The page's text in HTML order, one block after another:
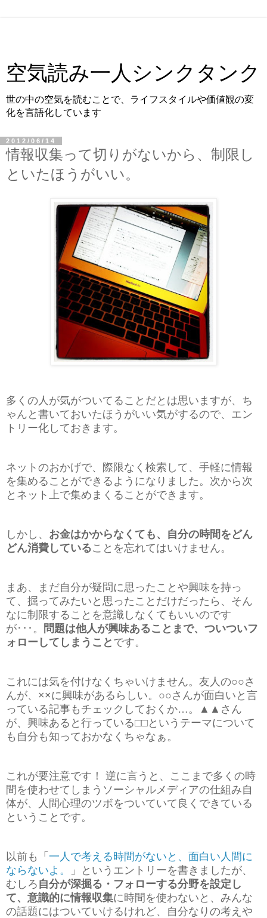
空気読み一人シンクタンク
世の中の空気を読むことで、ライフスタイルや価値観の変
化を言語化しています
2012/06/14
情報収集って切りがないから、制限し
といたほうがいい。
多くの人が気がついてることだとは思いますが、ち
ゃんと書いておいたほうがいい気がするので、エン
トリー化しておきます。
ネットのおかげで、際限なく検索して、手軽に情報
を集めることができるようになりました。次から次
とネット上で集めまくることができます。
しかし、 お金はかからなくても、自分の時間をどん
どん消費していることを忘れてはいけません。
まあ、まだ自分が疑問に思ったことや興味を持っ
て、掘ってみたいと思ったことだけだったら、そん
なに制限することを意識しなくてもいいのです
が･･･。
問題は他人が興味あることまで、ついついフ
ォローしてしまうこと です。
これには気を付けなくちゃいけません。友人の○○さ
んが、××に興味があるらしい。○○さんが面白いと言
っている記事もチェックしておくか…。▲▲さん
が、興味あると行っている□□というテーマについて
も自分も知っておかなくちゃなぁ。
これが要注意です！ 逆に言うと、ここまで多くの時
間を使わせてしまうソーシャルメディアの仕組み自
体が、人間心理のツボをついていて良くできている
ということです。
以前も「 一人で考える時間がないと、面白い人間に
ならないよ。
」というエントリーを書きましたが、
むしろ 自分が深掘る・フォローする分野を設定し
て、意識的に情報収集に時間を使わないと、みんな
の話題にはついていけるけれど、自分なりの考えや